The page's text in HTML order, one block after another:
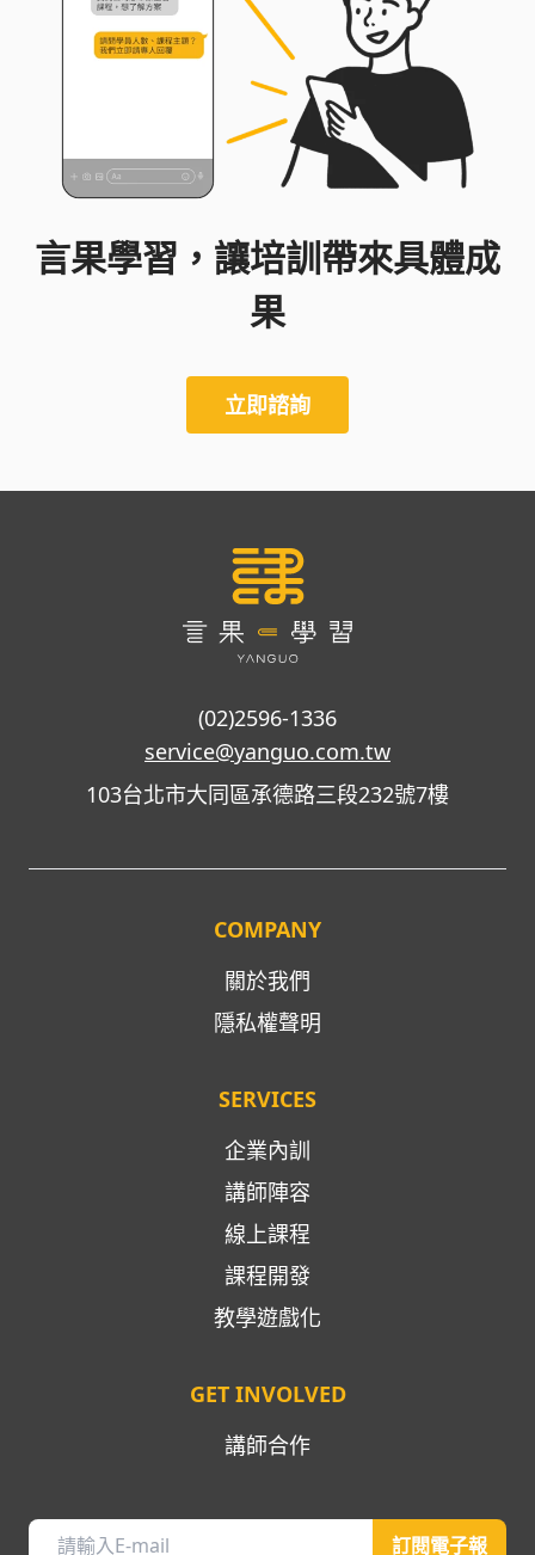
言果學習，讓培訓帶來具體成
果
立即諮詢
(02)2596-1336
service@yanguo.com.tw
103台北市大同區承德路三段232號7樓
COMPANY
關於我們
隱私權聲明
SERVICES
企業內訓
講師陣容
線上課程
課程開發
教學遊戲化
GET INVOLVED
講師合作
訂閱電子報